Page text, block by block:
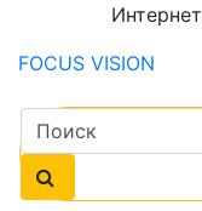
FOCUS VISION